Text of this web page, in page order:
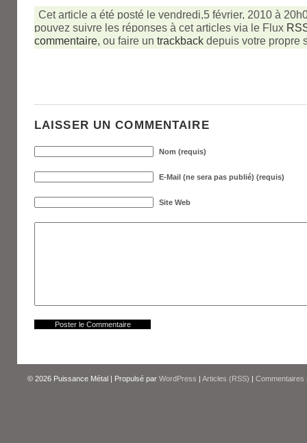
Cet article a été posté le vendredi,5 février, 2010 à
pouvez suivre les réponses à cet articles via le Flux
commentaire, ou faire un trackback depuis votre propre
LAISSER UN COMMENTAIRE
Nom (requis)
E-Mail (ne sera pas publié) (requis)
Site Web
© 2026 Puissance Métal | Propulsé par WordPress | Articles (RSS) | Commentaires